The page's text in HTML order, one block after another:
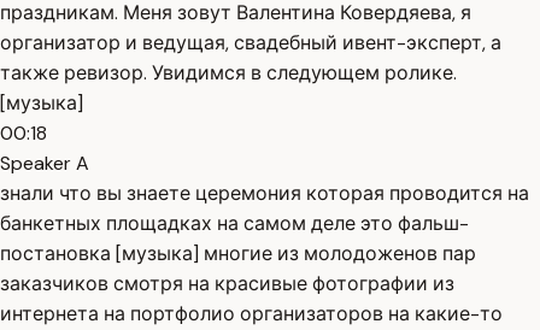
праздникам. Меня зовут Валентина Ковердяева, я
организатор и ведущая, свадебный ивент-эксперт, а
также ревизор. Увидимся в следующем ролике.
[музыка]
00:18
Speaker A
знали что вы знаете церемония которая проводится на
банкетных площадках на самом деле это фальш-
постановка [музыка] многие из молодоженов пар
заказчиков смотря на красивые фотографии из
интернета на портфолио организаторов на какие-то